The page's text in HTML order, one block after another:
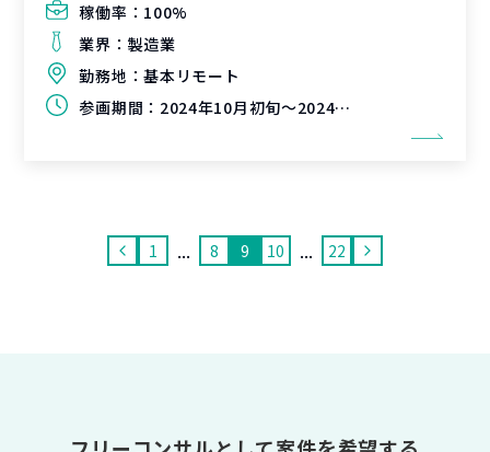
稼働率： 100%
業界： 製造業
勤務地：基本リモート
参画期間： 2024年10月初旬～2024年12月末（延長可能性有）
1 ... 8 9 10 ... 22